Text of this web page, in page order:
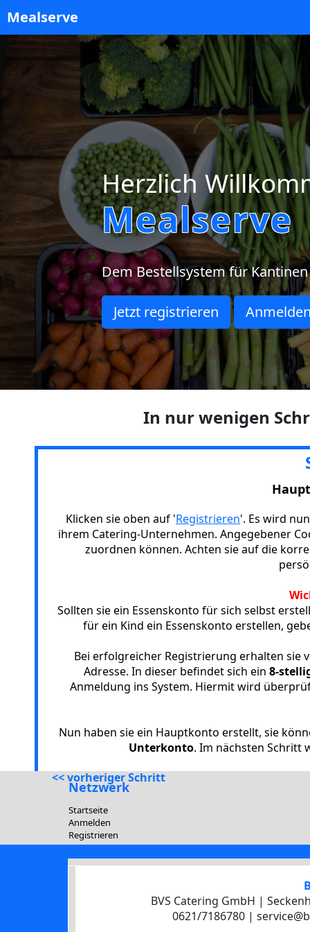
Mealserve
Herzlich
Mealserve
Dem Bestellsystem für
Jetzt registrieren
In nur wenigen
Klicken sie oben auf 'Registrieren'. Es wird
ihrem Catering-Unternehmen. Angegebener
zuordnen können. Achten sie auf die
Sollten sie ein Essenskonto für sich selbst
für ein Kind ein Essenskonto erstellen,
Bei erfolgreicher Registrierung erhalten sie
Adresse. In dieser befindet sich ein 8-
Anmeldung ins System. Hiermit wird
Nun haben sie ein Hauptkonto erstellt, sie
Unterkonto. Im nächsten Schritt
<< vorheriger Schritt
Netzwerk
Startseite
Anmelden
Registrieren
BVS Catering GmbH |
0621/7186780 |